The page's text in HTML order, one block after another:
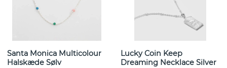
Santa Monica Multicolour
Halskæde Sølv
Lucky Coin Keep
Dreaming Necklace Silver